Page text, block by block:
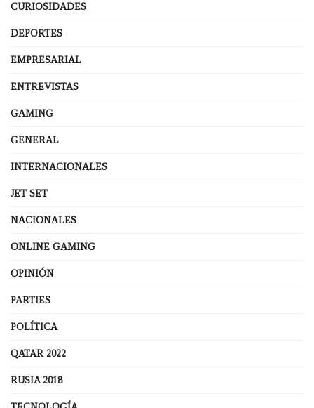
CURIOSIDADES
DEPORTES
EMPRESARIAL
ENTREVISTAS
GAMING
GENERAL
INTERNACIONALES
JET SET
NACIONALES
ONLINE GAMING
OPINIÓN
PARTIES
POLÍTICA
QATAR 2022
RUSIA 2018